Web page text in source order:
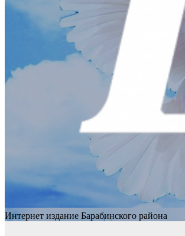
Интернет издание Барабинского района